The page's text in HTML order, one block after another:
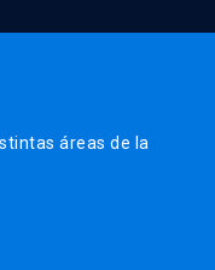
áreas de la